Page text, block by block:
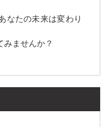
なたの未来は変わり
みませんか？